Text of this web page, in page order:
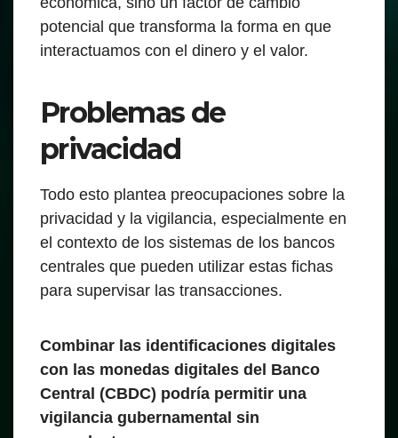
potencial que transforma la forma en que
interactuamos con el dinero y el valor.
Problemas de
privacidad
Todo esto plantea preocupaciones sobre la
privacidad y la vigilancia, especialmente en
el contexto de los sistemas de los bancos
centrales que pueden utilizar estas fichas
para supervisar las transacciones.
Combinar las identificaciones digitales
con las monedas digitales del Banco
Central (CBDC) podría permitir una
vigilancia gubernamental sin